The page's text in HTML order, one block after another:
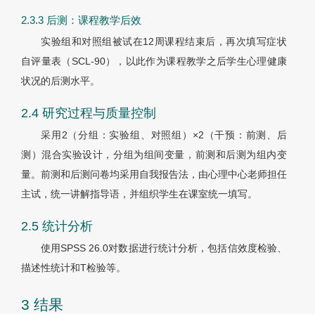
2.3.3 后测：课程教学后效
实验组和对照组被试在12周课程结束后，再次填写症状
自评量表（SCL-90），以此作为课程教学之后学生心理健康
状况的后测水平。
2.4 研究过程与质量控制
采用2（分组：实验组、对照组）×2（干预：前测、后
测）混合实验设计，分组为组间变量，前测和后测为组内变
量。前测和后测问卷均采用自我报告法，由心理中心老师担任
主试，统一讲解指导语，并组织学生在课室统一填写。
2.5 统计分析
使用SPSS 26.0对数据进行统计分析，包括信效度检验、
描述性统计和T检验等。
3 结果